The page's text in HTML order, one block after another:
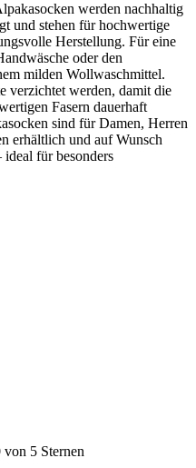
werden nachhaltig
und stehen für hochwertige
Herstellung. Für eine
oder den
milden Wollwaschmittel.
verzichtet werden, damit die
Fasern dauerhaft
sind für Damen, Herren
erhältlich und auf Wunsch
für besonders
5 Sternen